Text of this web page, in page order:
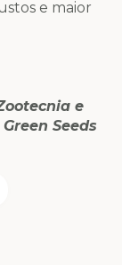
e maior
e
Seeds